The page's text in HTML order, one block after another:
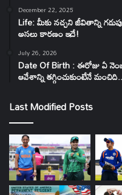
December 22, 2025
Life: మీకు నచ్చని జీవితాన్ని
అసలు కారణం ఇదే!
July 26, 2026
Date Of Birth : ఈరోజు ఏ
ఆవేశాన్ని తగ్గించుకుంటేనే మంచిది..
Last Modified Posts